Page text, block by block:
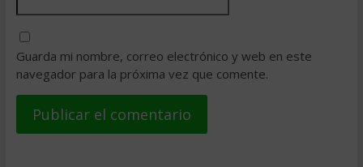
Guarda mi nombre, correo electrónico y web en este
navegador para la próxima vez que comente.